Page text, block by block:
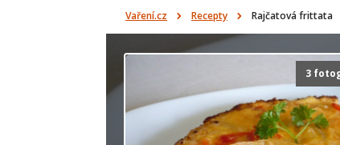
Vaření.cz Recepty Rajčatová frittata
3